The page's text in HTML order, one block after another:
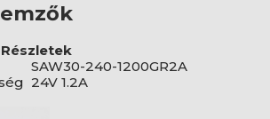
Részletek
SAW30-240-1200GR2A
24V 1.2A